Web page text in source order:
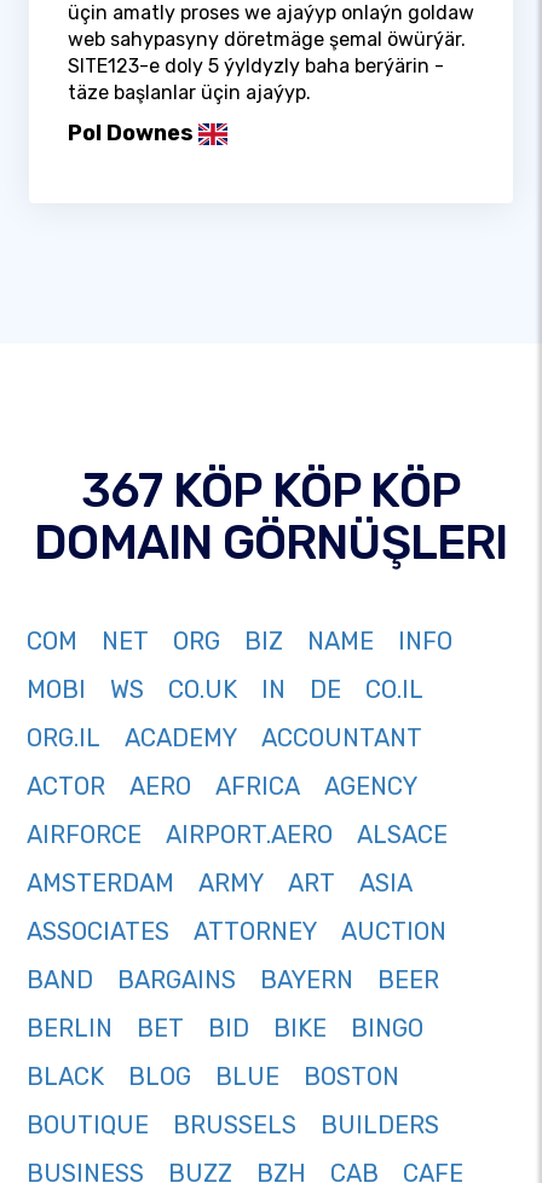
üçin amatly proses we ajaýyp onlaýn goldaw
web sahypasyny döretmäge şemal öwürýär.
SITE123-e doly 5 ýyldyzly baha berýärin -
täze başlanlar üçin ajaýyp.
Pol Downes
367 KÖP KÖP KÖP
DOMAIN GÖRNÜŞLERI
COM NET ORG BIZ NAME
INFO
MOBI
WS CO.UK IN DE
CO.IL
ORG.IL
ACADEMY
ACCOUNTANT
ACTOR
AERO AFRICA
AGENCY
AIRFORCE
AIRPORT.AERO
ALSACE
AMSTERDAM
ARMY ART
ASIA
ASSOCIATES
ATTORNEY
AUCTION
BAND
BARGAINS BAYERN
BEER
BERLIN
BET BID BIKE
BINGO
BLACK
BLOG BLUE
BOSTON
BOUTIQUE
BRUSSELS
BUILDERS
BUSINESS
BUZZ BZH CAB
CAFE